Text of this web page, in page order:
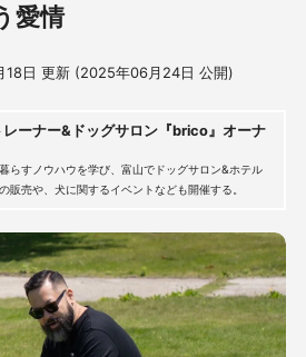
愛情
18日 更新 (2025年06月24日 公開)
レーナー&ドッグサロン『brico』オーナ
らすノウハウを学び、富山でドッグサロン&ホテル
販売や、犬に関するイベントなども開催する。